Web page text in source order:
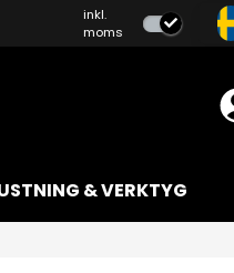
inkl.
moms
& VERKTYG